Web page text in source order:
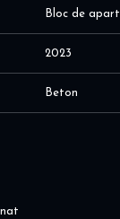
pe jos, pana
pe jos,
Bloc de
2023
Beton